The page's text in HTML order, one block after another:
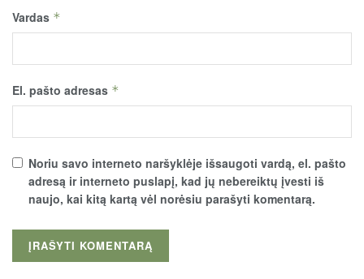
Vardas *
El. pašto adresas *
Noriu savo interneto naršyklėje išsaugoti vardą, el. pašto
adresą ir interneto puslapį, kad jų nebereiktų įvesti iš
naujo, kai kitą kartą vėl norėsiu parašyti komentarą.